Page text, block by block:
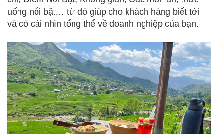
uống nổi bật… từ đó giúp cho khách hàng biết tới
và có cái nhìn tổng thể về doanh nghiệp của bạn.